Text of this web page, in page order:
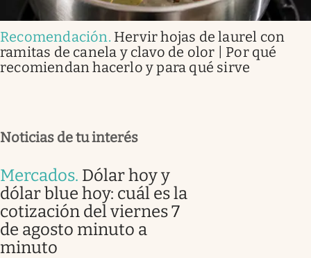
Recomendación. Hervir hojas de laurel con
ramitas de canela y clavo de olor | Por qué
recomiendan hacerlo y para qué sirve
Noticias de tu interés
Mercados. Dólar hoy y
dólar blue hoy: cuál es la
cotización del viernes 7
de agosto minuto a
minuto